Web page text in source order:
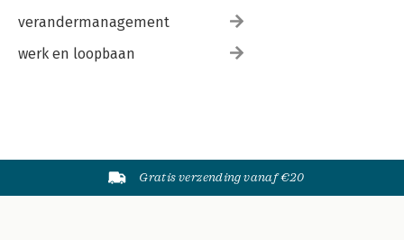
verandermanagement
werk en loopbaan
Gratis verzending vanaf €20